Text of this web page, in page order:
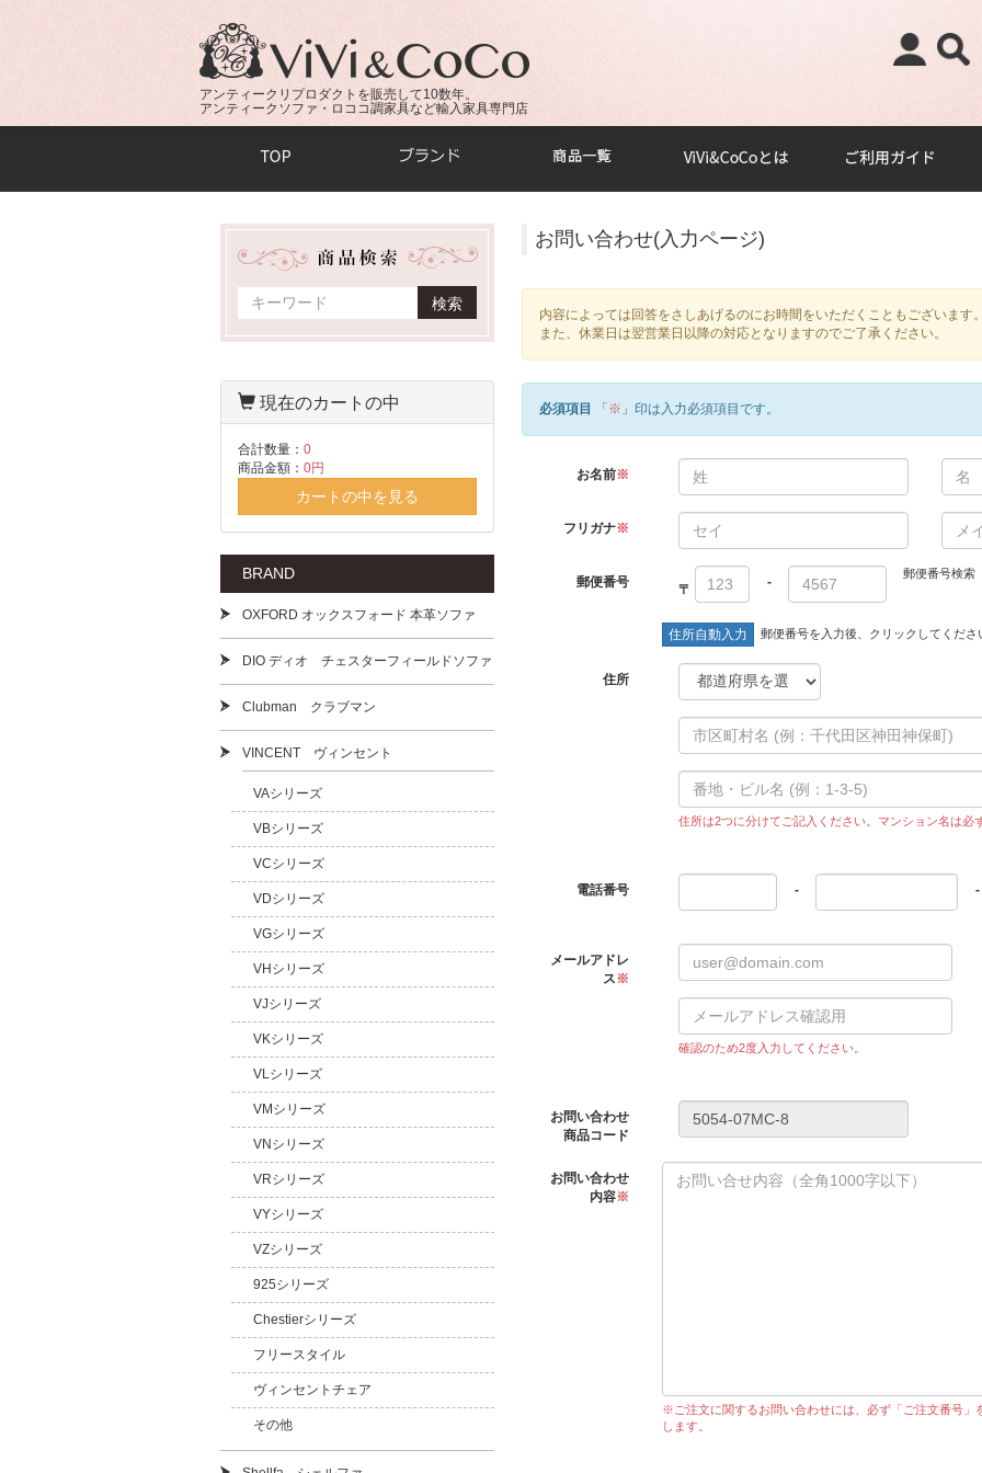
アンティークリプロダクトを販売して10数年。
アンティークソファ・ロココ調家具など輸入家具専門店
お問い合わせ(入力ページ)
内容によっては回答をさしあげるのにお時間をいただくこともございます。
また、休業日は翌営業日以降の対応となりますのでご了承ください。
必須項目 「 ※ 」印は入力必須項目です。
お名前※
フリガナ※
郵便番号 〒 -
郵便番号検索
住所自動入力 郵便番号を入力後、クリックしてくださ
住所
住所は2つに分けてご記入ください。マンション名は必
電話番号 - -
メールアドレ
ス※
確認のため2度入力してください。
お問い合わせ
商品コード
お問い合わせ
内容※
※ご注文に関するお問い合わせには、必ず「ご注文番号」
します。
検索
現在のカートの中
合計数量：0
商品金額：0円
カートの中を見る
BRAND
OXFORD オックスフォード 本革ソファ
DIO ディオ チェスターフィールドソファ
Clubman クラブマン
VINCENT ヴィンセント
VAシリーズ
VBシリーズ
VCシリーズ
VDシリーズ
VGシリーズ
VHシリーズ
VJシリーズ
VKシリーズ
VLシリーズ
VMシリーズ
VNシリーズ
VRシリーズ
VYシリーズ
VZシリーズ
925シリーズ
Chestierシリーズ
フリースタイル
ヴィンセントチェア
その他